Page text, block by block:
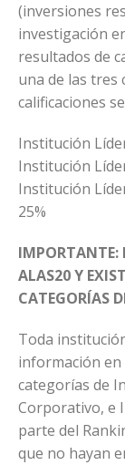
(inversiones
investigación
resultados de
una de las tres
calificaciones
Institución
Institución
Institución
25%
IMPORTANTE:
ALAS20 Y
CATEGORÍAS
Toda
información en
categorías de
Corporativo, e
parte del
que no hayan